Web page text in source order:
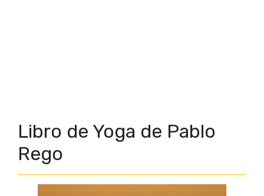
Libro de Yoga de Pablo
Rego